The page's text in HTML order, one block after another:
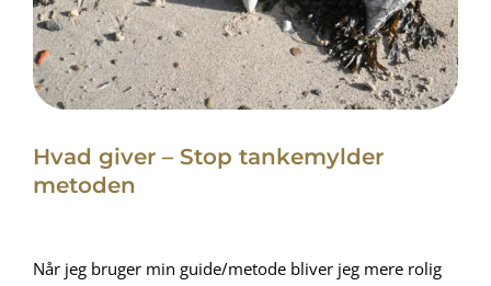
Hvad giver – Stop tankemylder
metoden
Når jeg bruger min guide/metode bliver jeg mere rolig